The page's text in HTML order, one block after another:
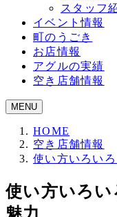
スタッフ
イベント情報
町のうごき
お店情報
アグルの実績
空き店舗情報
MENU
HOME
空き店舗情報
使い方いろい
使い方いろ